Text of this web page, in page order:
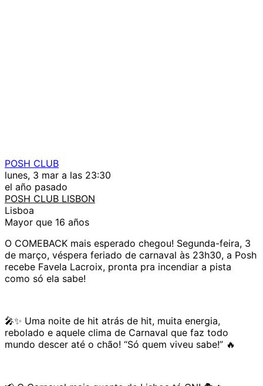
POSH CLUB
lunes, 3 mar a las 23:30
el año pasado
POSH CLUB LISBON
Lisboa
Mayor que 16 años
O COMEBACK mais esperado chegou! Segunda-feira, 3
de março, véspera feriado de carnaval às 23h30, a Posh
recebe Favela Lacroix, pronta pra incendiar a pista
como só ela sabe!
🎤✨ Uma noite de hit atrás de hit, muita energia,
rebolado e aquele clima de Carnaval que faz todo
mundo descer até o chão! “Só quem viveu sabe!” 🔥